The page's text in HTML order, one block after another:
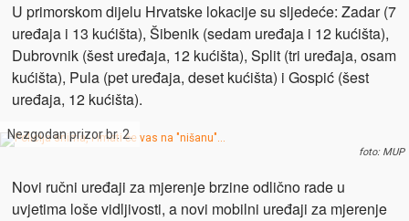
U primorskom dijelu Hrvatske lokacije su sljedeće: Zadar (7
uređaja i 13 kućišta), Šibenik (sedam uređaja i 12 kućišta),
Dubrovnik (šest uređaja, 12 kućišta), Split (tri uređaja, osam
kućišta), Pula (pet uređaja, deset kućišta) i Gospić (šest
uređaja, 12 kućišta).
Nezgodan prizor br. 2.
foto: MUP
Novi ručni uređaji za mjerenje brzine odlično rade u
uvjetima loše vidljivosti, a novi mobilni uređaji za mjerenje